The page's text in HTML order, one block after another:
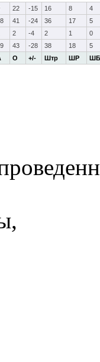
О +/- Штр ШР ШБ
22 -15 16 8
4
41 -24 36 17
5
2 -4 2 1
0
43 -28 38 18 5